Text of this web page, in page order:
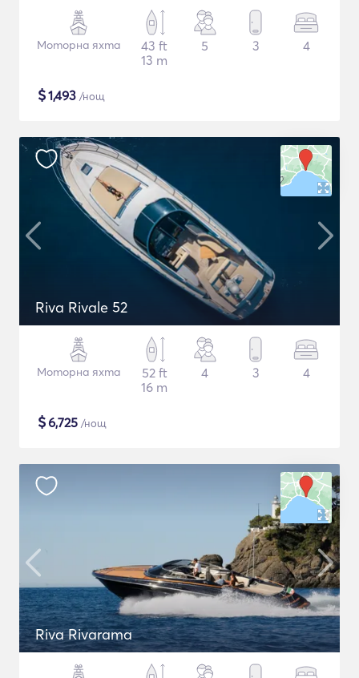
Моторна яхта
43 ft
13 m
5 3 4
$1,493 /нощ
Riva Rivale 52
Моторна яхта
52 ft
16 m
4 3 4
$6,725 /нощ
Riva Rivarama